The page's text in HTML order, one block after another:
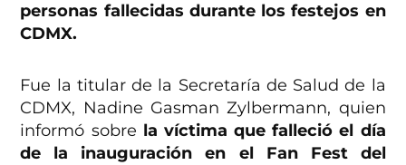
personas fallecidas durante los festejos en
CDMX.
Fue la titular de la Secretaría de Salud de la
CDMX, Nadine Gasman Zylbermann, quien
informó sobre la víctima que falleció el día
de la inauguración en el Fan Fest del